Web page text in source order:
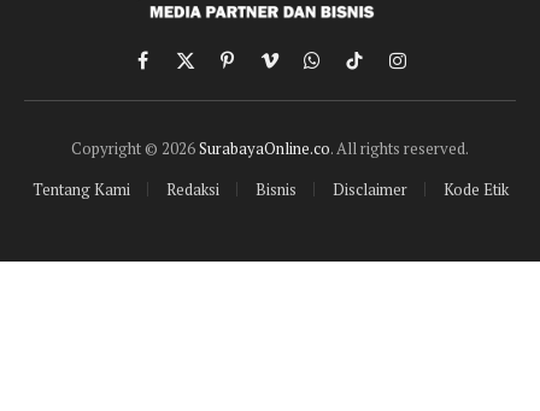
Facebook
X
(Twitter)
PinterestVimeoWhatsApp
TikTokInstagram
Copyright © 2026SurabayaOnline.co. All rights reserved.
Tentang Kami
Redaksi Bisnis Disclaimer Kode Etik